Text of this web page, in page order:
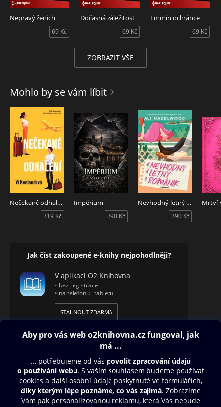
Nepravý ženich
69 Kč
Dočasná záležitost
69 Kč
Emmin ochránce
69 Kč
ZOBRAZIT VŠE
Mohlo by se vám líbit
Nečekané odhalení
319 Kč
Impérium
390 Kč
Nevhodný letný románik
390 Kč
Mrtví
Jak číst zakoupené e-knihy nejpohodlněji?
V aplikaci O2 Knihovna
• bez registrace
• na telefonu i tabletu
STÁHNOUT ZDARMA
Obsah ke stažení
Moje O2 Knihovna